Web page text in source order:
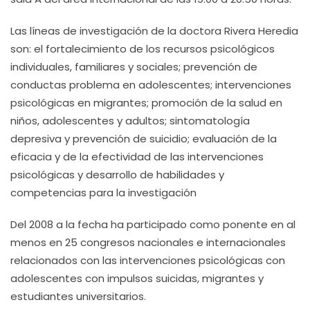
Las líneas de investigación de la doctora Rivera Heredia
son: el fortalecimiento de los recursos psicológicos
individuales, familiares y sociales; prevención de
conductas problema en adolescentes; intervenciones
psicológicas en migrantes; promoción de la salud en
niños, adolescentes y adultos; sintomatología
depresiva y prevención de suicidio; evaluación de la
eficacia y de la efectividad de las intervenciones
psicológicas y desarrollo de habilidades y
competencias para la investigación
Del 2008 a la fecha ha participado como ponente en al
menos en 25 congresos nacionales e internacionales
relacionados con las intervenciones psicológicas con
adolescentes con impulsos suicidas, migrantes y
estudiantes universitarios.